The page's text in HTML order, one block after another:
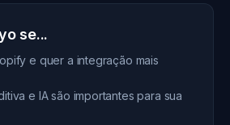
se...
e quer a integração mais
e IA são importantes para sua